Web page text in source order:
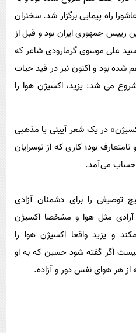
و 58 در روز عاشورا راه پیمایی برگزار شد. سخنران
رییس جمهوری ایران بود و قبل از
علی موسوی گرمارودی شاعر که
بود و اکنون نیز در قید حیات
می شد: یزید، اکسیژن هوا را
در یک شعر آیینی یا مذهبی
بود؛ کاری که از نوسرایان
حساب می‌آمد.
را برای دشمنان آزادی
آزادی مثل هوا و مشخصا اکسیژن
و یزید واقعا اکسیژن هوا را
اگر گفته شود حسین که به او
از هر هوای نفس دور و آزاده.